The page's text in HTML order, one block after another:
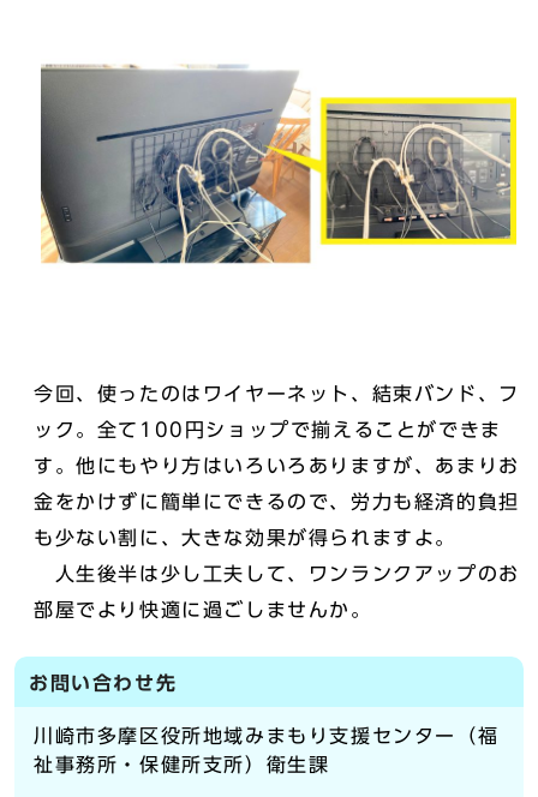
今回、使ったのはワイヤーネット、結束バンド、フ
ック。全て100円ショップで揃えることができま
す。他にもやり方はいろいろありますが、あまりお
金をかけずに簡単にできるので、労力も経済的負担
も少ない割に、大きな効果が得られますよ。
人生後半は少し工夫して、ワンランクアップのお
部屋でより快適に過ごしませんか。
お問い合わせ先
川崎市多摩区役所地域みまもり支援センター（福
祉事務所・保健所支所）衛生課